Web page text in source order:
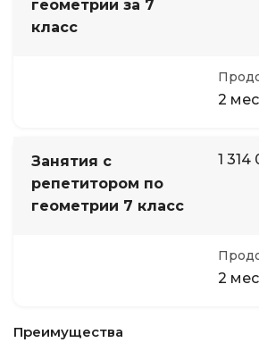
геометрии за 7
класс
2
Занятия с
репетитором по
геометрии 7 класс
1 314
2
Преимущества